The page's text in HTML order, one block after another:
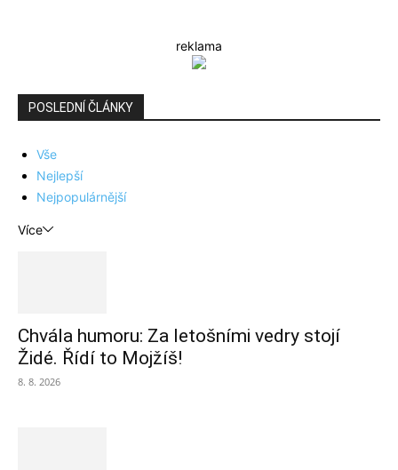
reklama
POSLEDNÍ ČLÁNKY
Vše
Nejlepší
Nejpopulárnější
Více
Chvála humoru: Za letošními vedry stojí
Židé. Řídí to Mojžíš!
8. 8. 2026